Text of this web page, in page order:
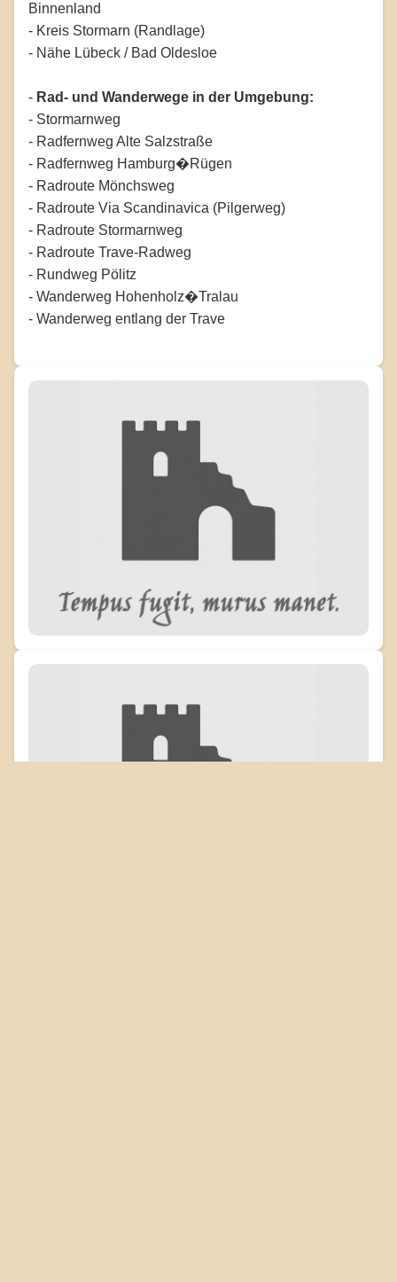
Binnenland
- Kreis Stormarn (Randlage)
- Nähe Lübeck / Bad Oldesloe
- Rad- und Wanderwege in der Umgebung:
- Stormarnweg
- Radfernweg Alte Salzstraße
- Radfernweg Hamburg�Rügen
- Radroute Mönchsweg
- Radroute Via Scandinavica (Pilgerweg)
- Radroute Stormarnweg
- Radroute Trave-Radweg
- Rundweg Pölitz
- Wanderweg Hohenholz�Tralau
- Wanderweg entlang der Trave